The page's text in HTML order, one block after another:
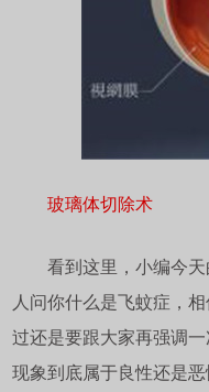
玻璃体切除术
看到这里，小编今天
人问你什么是飞蚊症，
过还是要跟大家再强调
现象到底属于良性还是